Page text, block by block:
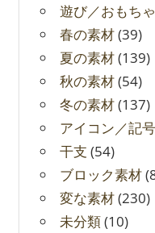
遊び／おもち
春の素材(39)
夏の素材(139)
秋の素材(54)
冬の素材(137)
アイコン／記号
干支 (54)
ブロック素材
変な素材(230)
未分類(10)